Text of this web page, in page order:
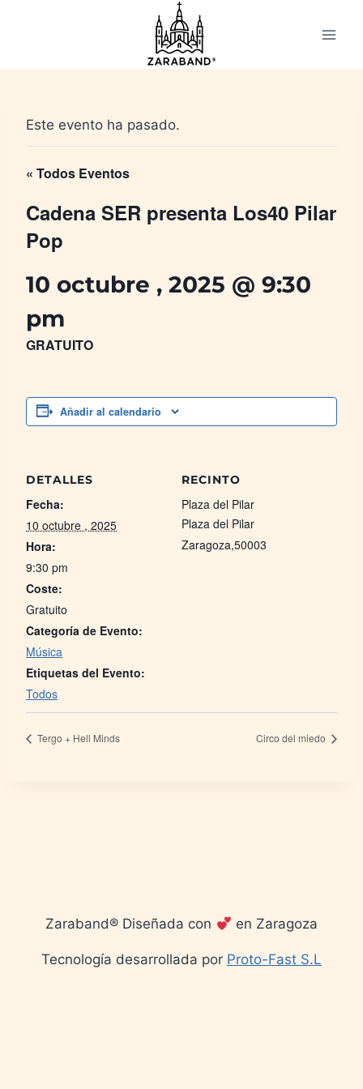
Este evento ha pasado.
« Todos Eventos
Cadena SER presenta Los40 Pilar
Pop
10 octubre , 2025 @ 9:30
pm
GRATUITO
Añadir al calendario
DETALLES
Fecha:
10 octubre , 2025
Hora:
9:30 pm
Coste:
Gratuito
Categoría de Evento:
Música
Etiquetas del Evento:
Todos
RECINTO
Plaza del Pilar
Plaza del Pilar
Zaragoza,50003
Tergo + Hell Minds Circo del miedo
Zaraband® Diseñada con en Zaragoza
Tecnología desarrollada por Proto-Fast S.L